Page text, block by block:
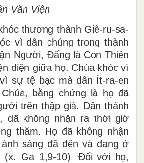
Văn Viện
thương thành Giê-ru-sa-
vì dân chúng trong thành
Người, Đấng là Con Thiên
diện giữa họ. Chúa khóc vì
sự tệ bạc mà dân Ít-ra-en
bằng chứng là họ đã
trên thập giá. Dân thành
đã không nhận ra thời giờ
thăm. Họ đã không nhận
sáng đã đến và đang ở
(x. Ga 1,9-10). Đối với họ,